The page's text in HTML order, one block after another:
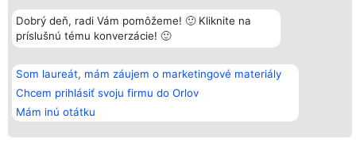
Dobrý deň, radi Vám pomôžeme! 🙂 Kliknite na
príslušnú tému konverzácie! 🙂
Som laureát, mám záujem o marketingové materiály
Chcem prihlásiť svoju firmu do Orlov
Mám inú otátku
Wrocław 50-079
KRS 0000749100 | Regon
381313360 | NIP 8943132676
+48 508 492 400
Laureatów
Podmienky
Obchodné
podmienky
ochrany
údajov